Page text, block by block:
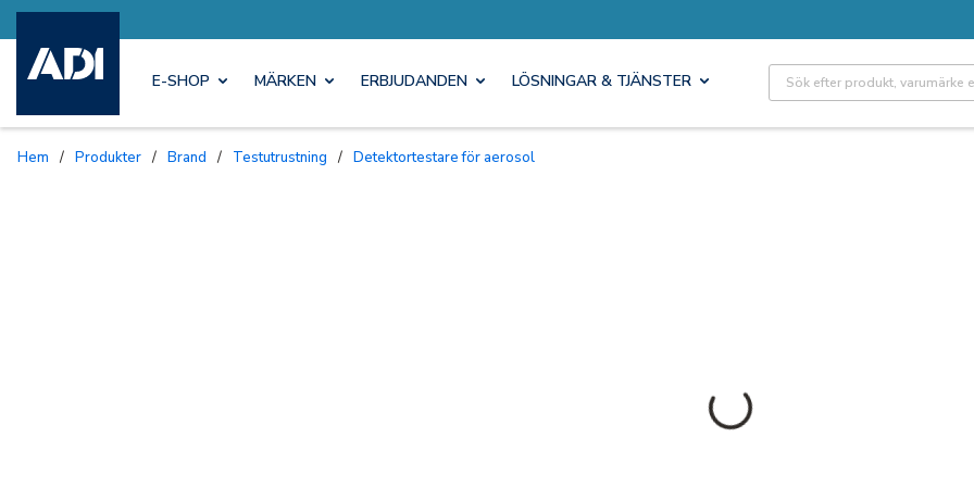
E-SHOP MÄRKEN ERBJUDANDEN LÖSNINGAR & TJÄNSTER Site Search
Hem / Produkter / Brand / Testutrustning / Detektortestare för aerosol